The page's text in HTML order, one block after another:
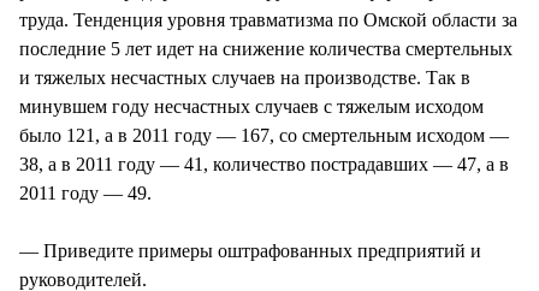
труда. Тенденция уровня травматизма по Омской области за
последние 5 лет идет на снижение количества смертельных
и тяжелых несчастных случаев на производстве. Так в
минувшем году несчастных случаев с тяжелым исходом
было 121, а в 2011 году — 167, со смертельным исходом —
38, а в 2011 году — 41, количество пострадавших — 47, а в
2011 году — 49.
— Приведите примеры оштрафованных предприятий и
руководителей.